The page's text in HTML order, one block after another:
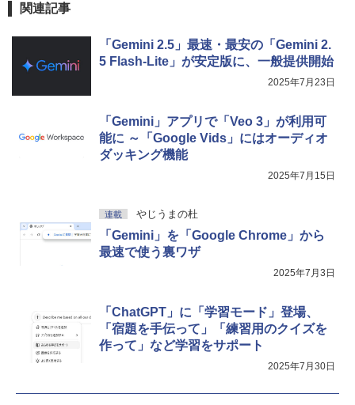
関連記事
「Gemini 2.5」最速・最安の「Gemini 2.
5 Flash-Lite」が安定版に、一般提供開始
2025年7月23日
「Gemini」アプリで「Veo 3」が利用可
能に ～「Google Vids」にはオーディオ
ダッキング機能
2025年7月15日
連載 やじうまの杜
「Gemini」を「Google Chrome」から
最速で使う裏ワザ
2025年7月3日
「ChatGPT」に「学習モード」登場、
「宿題を手伝って」「練習用のクイズを
作って」など学習をサポート
2025年7月30日